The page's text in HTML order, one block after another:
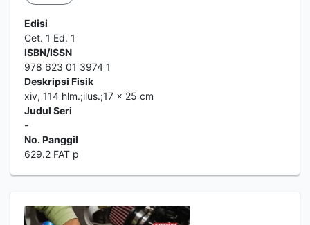
Edisi
Cet. 1 Ed. 1
ISBN/ISSN
978 623 01 3974 1
Deskripsi Fisik
xiv, 114 hlm.;ilus.;17 x 25 cm
Judul Seri
-
No. Panggil
629.2 FAT p